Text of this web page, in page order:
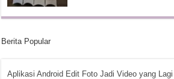
Berita Popular
Aplikasi Android Edit Foto Jadi Video yang